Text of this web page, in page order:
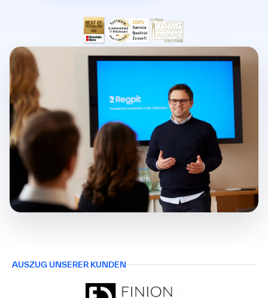
AUSZUG UNSERER KUNDEN